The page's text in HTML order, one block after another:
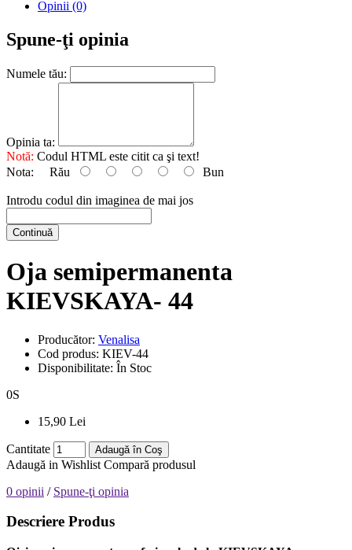
Opinii (0)
Spune-ţi opinia
Numele tău:
Opinia ta:
Notă: Codul HTML este citit ca şi text!
Nota: Rău Bun
Introdu codul din imaginea de mai jos
Continuă
Oja semipermanenta
KIEVSKAYA- 44
Producător: Venalisa
Cod produs: KIEV-44
Disponibilitate: În Stoc
0S
15,90 Lei
Cantitate Adaugă în Coş
Adaugă in Wishlist Compară produsul
0 opinii / Spune-ţi opinia
Descriere Produs